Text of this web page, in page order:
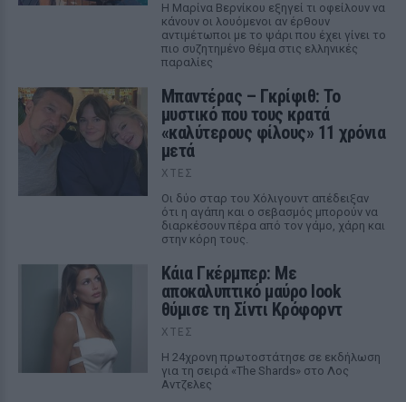
Η Μαρίνα Βερνίκου εξηγεί τι οφείλουν να
κάνουν οι λουόμενοι αν έρθουν
αντιμέτωποι με το ψάρι που έχει γίνει το
πιο συζητημένο θέμα στις ελληνικές
παραλίες
Μπαντέρας – Γκρίφιθ: Το
μυστικό που τους κρατά
«καλύτερους φίλους» 11 χρόνια
μετά
ΧΤΕΣ
Οι δύο σταρ του Χόλιγουντ απέδειξαν
ότι η αγάπη και ο σεβασμός μπορούν να
διαρκέσουν πέρα από τον γάμο, χάρη και
στην κόρη τους.
Κάια Γκέρμπερ: Με
αποκαλυπτικό μαύρο look
θύμισε τη Σίντι Κρόφορντ
ΧΤΕΣ
Η 24χρονη πρωτοστάτησε σε εκδήλωση
για τη σειρά «The Shards» στο Λος
Αντζελες